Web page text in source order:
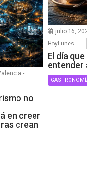
-
no
en creer
crean
julio 16,
HoyLunes
El día
entender